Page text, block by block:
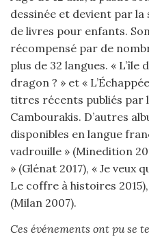
dessinée et devient par
de livres pour enfants.
récompensé par de
plus de 32 langues. « L’île
dragon ? » et «
titres récents publiés par
Cambourakis. D’autres
disponibles en langue
vadrouille » (Minedition
» (Glénat 2017), « Je veux
Le coffre à histoires
(Milan 2007).
Ces événements ont pu se